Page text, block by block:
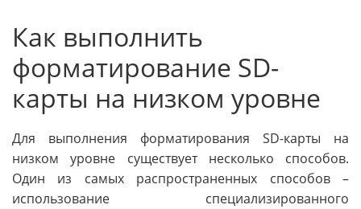
Как выполнить
форматирование SD-
карты на низком уровне
Для выполнения форматирования SD-карты на
низком уровне существует несколько способов.
Один из самых распространенных способов –
использование специализированного